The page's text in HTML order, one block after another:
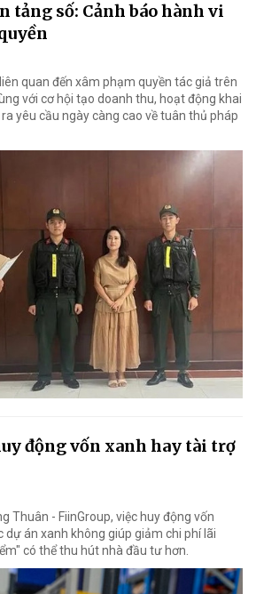
tảng số: Cảnh báo hành vi
quan đến xâm phạm quyền tác giả trên
với cơ hội tạo doanh thu, hoạt động khai
yêu cầu ngày càng cao về tuân thủ pháp
động vốn xanh hay tài trợ
Thuân - FiinGroup, việc huy động vốn
dự án xanh không giúp giảm chi phí lãi
có thể thu hút nhà đầu tư hơn.